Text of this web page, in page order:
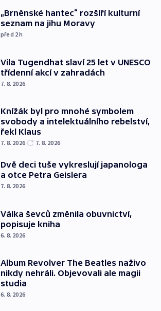
„Brněnské hantec“ rozšíří kulturní
seznam na jihu Moravy
před 2h
Vila Tugendhat slaví 25 let v UNESCO
třídenní akcí v zahradách
7. 8. 2026
Knížák byl pro mnohé symbolem
svobody a intelektuálního rebelství,
řekl Klaus
7. 8. 2026 7. 8. 2026
Dvě deci tuše vykreslují japanologa
a otce Petra Geislera
7. 8. 2026
Válka ševců změnila obuvnictví,
popisuje kniha
6. 8. 2026
Album Revolver The Beatles naživo
nikdy nehráli. Objevovali ale magii
studia
6. 8. 2026